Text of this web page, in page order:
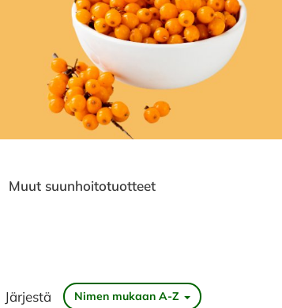
Muut suunhoitotuotteet
Järjestä Nimen mukaan A-Z